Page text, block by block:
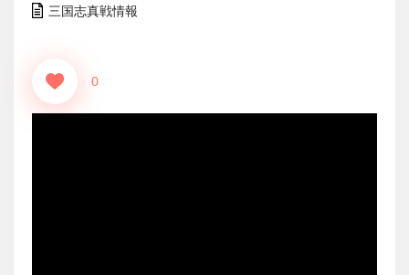
三国志真戦情報
0